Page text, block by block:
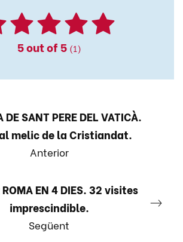
5out of 5 (1)
DE SANT PERE DEL VATICÀ.
melic de la Cristiandat.
Anterior
ROMA EN 4 DIES. 32 visites
imprescindible.
Següent